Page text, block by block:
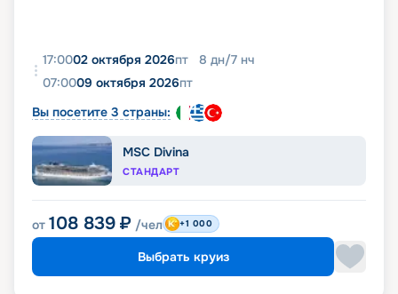
17:0002 октября 2026пт 8 дн/7 нч
07:0009 октября 2026пт
Вы посетите 3 страны:
MSC Divina
СТАНДАРТ
от 108 839 ₽ /чел +1 000
Выбрать круиз